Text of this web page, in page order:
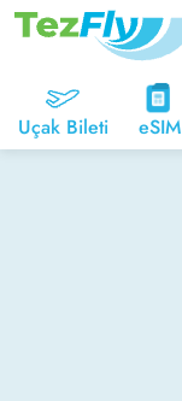
Uçak Bileti eSIM